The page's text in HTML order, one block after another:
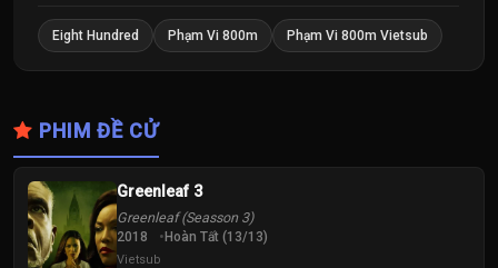
Eight Hundred Phạm Vi 800m Phạm Vi 800m Vietsub
PHIM ĐỀ CỬ
Greenleaf 3
Greenleaf (Seasson 3)
2018 Hoàn Tất (13/13)
Vietsub